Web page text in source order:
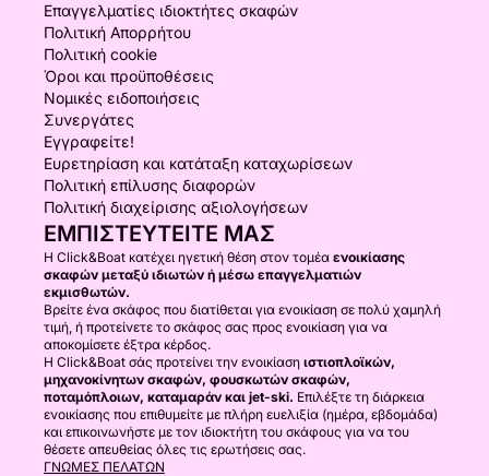
Επαγγελματίες ιδιοκτήτες σκαφών
Πολιτική Απορρήτου
Πολιτική cookie
Όροι και προϋποθέσεις
Νομικές ειδοποιήσεις
Συνεργάτες
Εγγραφείτε!
Ευρετηρίαση και κατάταξη καταχωρίσεων
Πολιτική επίλυσης διαφορών
Πολιτική διαχείρισης αξιολογήσεων
ΕΜΠΙΣΤΕΥΤΕΊΤΕ ΜΑΣ
Η Click&Boat κατέχει ηγετική θέση στον τομέα ενοικίασης
σκαφών μεταξύ ιδιωτών ή μέσω επαγγελματιών
εκμισθωτών.
Βρείτε ένα σκάφος που διατίθεται για ενοικίαση σε πολύ χαμηλή
τιμή, ή προτείνετε το σκάφος σας προς ενοικίαση για να
αποκομίσετε έξτρα κέρδος.
Η Click&Boat σάς προτείνει την ενοικίαση ιστιοπλοϊκών,
μηχανοκίνητων σκαφών, φουσκωτών σκαφών,
ποταμόπλοιων, καταμαράν και jet-ski. Επιλέξτε τη διάρκεια
ενοικίασης που επιθυμείτε με πλήρη ευελιξία (ημέρα, εβδομάδα)
και επικοινωνήστε με τον ιδιοκτήτη του σκάφους για να του
θέσετε απευθείας όλες τις ερωτήσεις σας.
ΓΝΏΜΕΣ ΠΕΛΑΤΏΝ